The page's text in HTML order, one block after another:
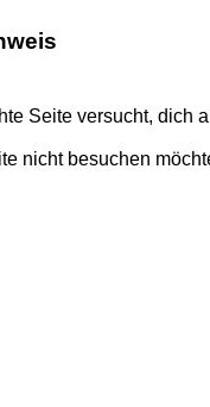
Seite versucht, dich
nicht besuchen